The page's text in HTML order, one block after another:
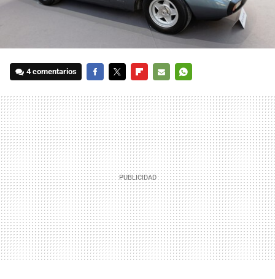
4 comentarios
MAIL